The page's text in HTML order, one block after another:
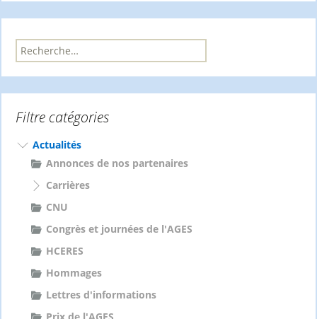
R
e
r
h
Filtre catégories
Actualités
Annonces de nos partenaires
Carrières
CNU
Congrès et journées de l'AGES
HCERES
Hommages
Lettres d'informations
Prix de l'AGES